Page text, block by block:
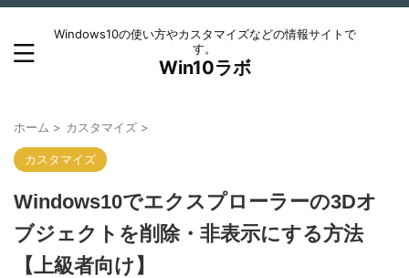
Windows10の使い方やカスタマイズなどの情報サイトで
す。
Win10ラボ
ホーム > カスタマイズ >
カスタマイズ
Windows10でエクスプローラーの3Dオ
ブジェクトを削除・非表示にする方法
【上級者向け】